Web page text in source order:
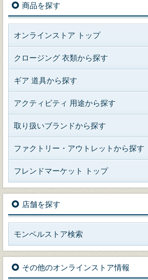
商品を探す
オンラインストア トップ
クロージング 衣類から探す
ギア 道具から探す
アクティビティ 用途から探す
取り扱いブランドから探す
ファクトリー・アウトレットから探す
フレンドマーケット トップ
店舗を探す
モンベルストア検索
その他のオンラインストア情報